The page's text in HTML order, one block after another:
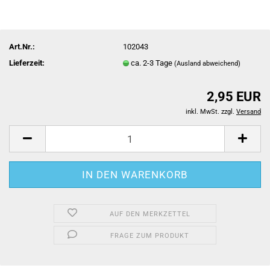
Art.Nr.:
102043
Lieferzeit:
ca. 2-3 Tage(Ausland abweichend)
2,95 EUR
inkl. MwSt. zzgl. Versand
AUF DEN MERKZETTEL
FRAGE ZUM PRODUKT